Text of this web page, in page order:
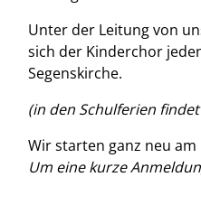
Unter der Leitung von
sich der Kinderchor
Segenskirche.
(in den Schulferien
Wir starten ganz neu
Um eine kurze